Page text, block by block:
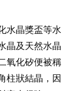
水晶獎盃等水
晶及天然水晶
氧化矽便被稱
柱狀結晶，因